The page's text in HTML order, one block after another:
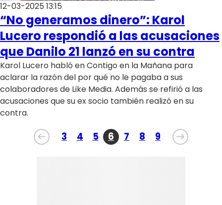
12-03-2025 13:15
“No generamos dinero”: Karol
Lucero respondió a las acusaciones
que Danilo 21 lanzó en su contra
Karol Lucero habló en Contigo en la Mañana para
aclarar la razón del por qué no le pagaba a sus
colaboradores de Like Media. Además se refirió a las
acusaciones que su ex socio también realizó en su
contra.